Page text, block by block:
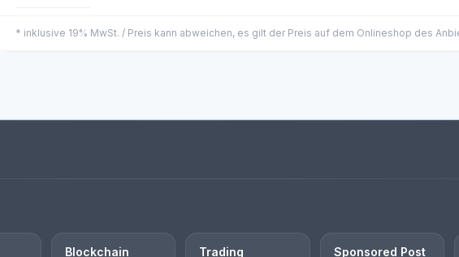
* inklusive 19% MwSt. / Preis kann abweichen, es gilt der Preis auf dem Onlineshop des
Blockchain Trading Sponsored Post